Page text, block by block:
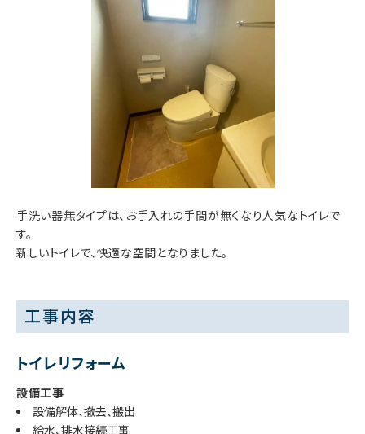
手洗い器無タイプは、お手入れの手間が無くなり人気なトイレで
す。
新しいトイレで、快適な空間となりました。
工事内容
トイレリフォーム
設備工事
設備解体、撤去、搬出
給水、排水接続工事